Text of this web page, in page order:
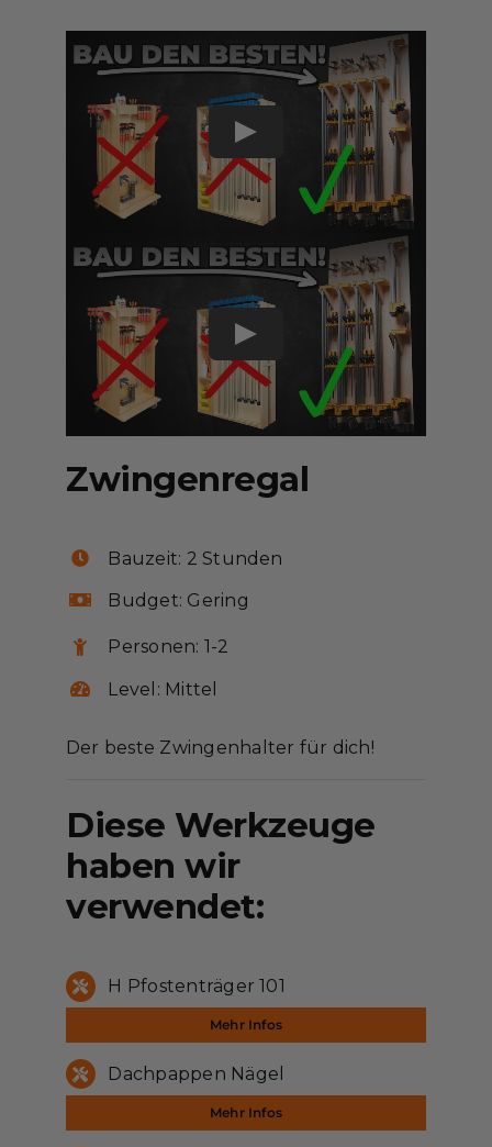
Zwingenregal
Bauzeit: 2Stunden
Budget: Gering
Personen: 1-2
Level: Mittel
Der beste Zwingenhalter für dich!
Diese Werkzeuge
haben wir
verwendet:
H Pfostenträger 101
Mehr Infos
Dachpappen Nägel
Mehr Infos